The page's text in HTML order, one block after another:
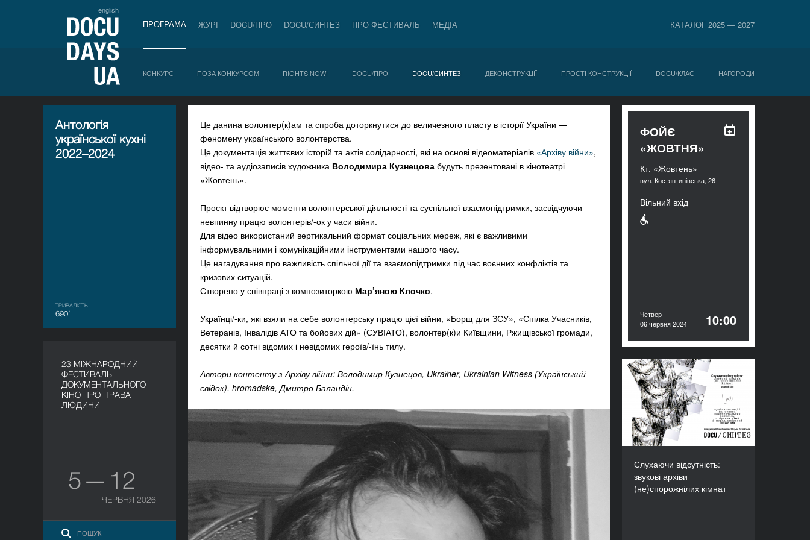
english
ПРОГРАМА ЖУРІ DOCU/ПРО DOCU/СИНТЕЗ ПРО ФЕСТИВАЛЬ МЕДІА КАТАЛОГ 2025 — 2027
КОНКУРС ПОЗА КОНКУРСОМ RIGHTS NOW! DOCU/ПРО DOCU/СИНТЕЗ ДЕКОНСТРУКЦІЇ ПРОСТІ КОНСТРУКЦІЇ DOCU/КЛАС НАГОРОДИ
Антологія
української кухні
2022–2024
ТРИВАЛІСТЬ
690’
Це данина волонтер(к)ам та спроба доторкнутися до величезного пласту в історії України —
феномену українського волонтерства.
Це документація життєвих історій та актів солідарності, які на основі відеоматеріалів «Архіву війни»,
відео- та аудіозаписів художника Володимира Кузнецова будуть презентовані в кінотеатрі
«Жовтень».
Проєкт відтворює моменти волонтерської діяльності та суспільної взаємопідтримки, засвідчуючи
невпинну працю волонтерів/-ок у часи війни.
Для відео використаний вертикальний формат соціальних мереж, які є важливими
інформувальними і комунікаційними інструментами нашого часу.
Це нагадування про важливість спільної дії та взаємопідтримки під час воєнних конфліктів та
кризових ситуацій.
Створено у співпраці з композиторкою Мар’яною Клочко.
Українці/-ки, які взяли на себе волонтерську працю цієї війни, «Борщ для ЗСУ», «Спілка Учасників,
Ветеранів, Інвалідів АТО та бойових дій» (СУВІАТО), волонтер(к)и Київщини, Ржищівської громади,
десятки й сотні відомих і невідомих героїв/-їнь тилу.
Автори контенту з Архіву війни: Володимир Кузнецов, Ukraїner, Ukrainian Witness (Український
свідок), hromadske, Дмитро Баландін.
ФОЙЄ
«ЖОВТНЯ»
Кт. «Жовтень»
вул. Костянтинівська, 26
Вільний вхід
Четвер
06 червня 2024
10:00
23 МІЖНАРОДНИЙ
ФЕСТИВАЛЬ
ДОКУМЕНТАЛЬНОГО
КІНО ПРО ПРАВА
ЛЮДИНИ
5 — 12
ЧЕРВНЯ 2026
Слухаючи відсутність:
звукові архіви
(не)спорожнілих кімнат
Слухаючи відсутність:
звукові архіви
(не)спорожнілих кімнат
ТРИВАЛІСТЬ
540’